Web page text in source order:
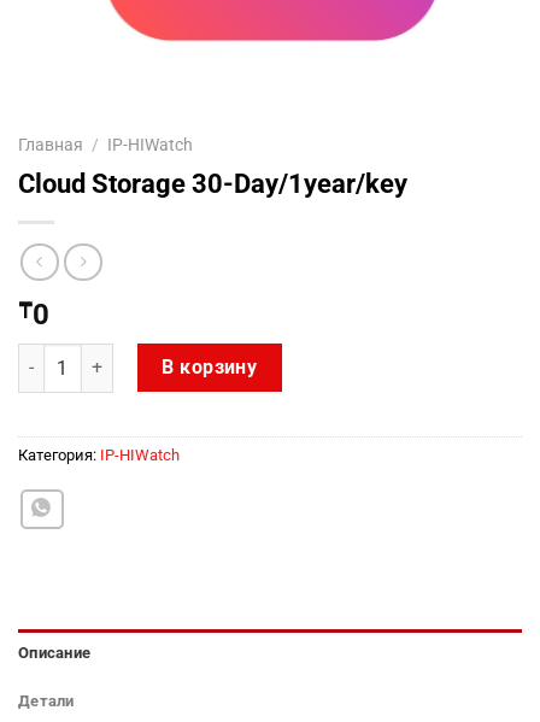
Главная / IP-HIWatch
Cloud Storage 30-Day/1year/key
₸0
Количество товара Cloud Storage 30-Day/1year/key
В корзину
Категория: IP-HIWatch
Описание
Детали